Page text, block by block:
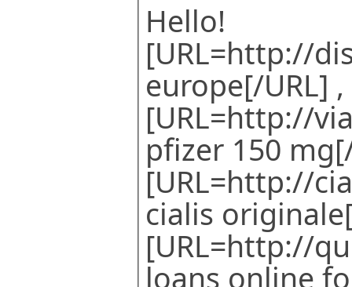
Hello!
[URL=http://
europe[/URL] ,
[URL=http://
pfizer 150
[URL=http://
cialis
[URL=http://
loans online